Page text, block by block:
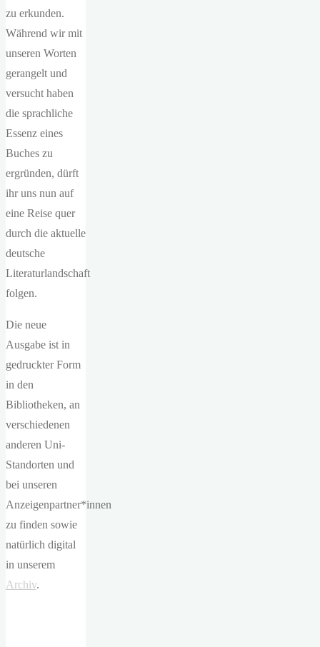
zu erkunden.
Während wir mit
unseren Worten
gerangelt und
versucht haben
die sprachliche
Essenz eines
Buches zu
ergründen, dürft
ihr uns nun auf
eine Reise quer
durch die aktuelle
deutsche
Literaturlandschaft
folgen.
Die neue
Ausgabe ist in
gedruckter Form
in den
Bibliotheken, an
verschiedenen
anderen Uni-
Standorten und
bei unseren
Anzeigenpartner*innen
zu finden sowie
natürlich digital
in unserem
Archiv.